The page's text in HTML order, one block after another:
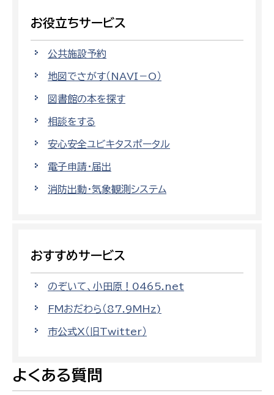
お役立ちサービス
公共施設予約
地図でさがす（NAVI－O）
図書館の本を探す
相談をする
安心安全ユビキタスポータル
電子申請・届出
消防出動・気象観測システム
おすすめサービス
のぞいて、小田原！0465.net
FMおだわら（87.9MHz)
市公式X（旧Twitter）
よくある質問